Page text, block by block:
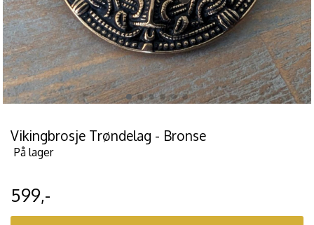
Vikingbrosje Trøndelag - Bronse
På lager
599,-